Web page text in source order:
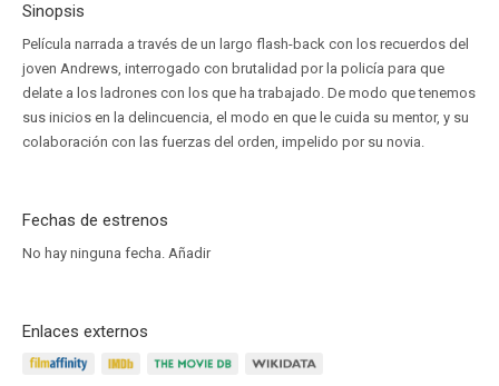
Sinopsis
Película narrada a través de un largo flash-back con los recuerdos del
joven Andrews, interrogado con brutalidad por la policía para que
delate a los ladrones con los que ha trabajado. De modo que tenemos
sus inicios en la delincuencia, el modo en que le cuida su mentor, y su
colaboración con las fuerzas del orden, impelido por su novia.
Fechas de estrenos
No hay ninguna fecha. Añadir
Enlaces externos